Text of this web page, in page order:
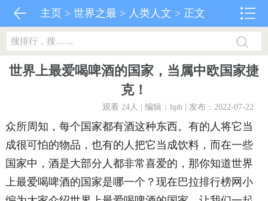
主页 >世界之最 > 人类人文 > 正文
世界上最爱喝啤酒的国家，当属中欧国家捷
克！
观看 24人 | 编辑：hph | 发布：2022-07-22
众所周知，每个国家都有酒这种东西。有的人将它当
成很可怕的物品，也有的人把它当成饮料，而在一些
国家中，酒是大部分人都非常喜爱的，那你知道世界
上最爱喝啤酒的国家是哪一个？现在巴拉排行榜网小